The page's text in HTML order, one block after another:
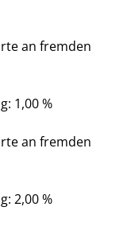
an fremden
1,00 %
an fremden
2,00 %